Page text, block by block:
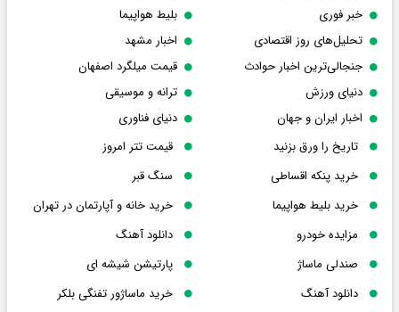
خبر فوری
بلیط هواپیما
تحلیل‌های روز اقتصادی
اخبار مشهد
جنجالی‌ترین اخبار حوادث
قیمت میلگرد اصفهان
دنیای ورزش
ترانه و موسیقی
اخبار ایران و جهان
دنیای فناوری
تاریخ را ورق بزنید
قیمت تتر امروز
خرید پنکه اقساطی
سنگ قبر
خرید بلیط هواپیما
خرید خانه و آپارتمان در تهران
مزایده خودرو
دانلود آهنگ
صندلی ماساژ
پارتیشن شیشه ای
دانلود آهنگ
خرید ماساژور تفنگی بلکر